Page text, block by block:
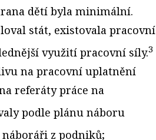
dětí byla minimální.
stát, existovala pracovní
využití pracovní síly.3
na pracovní uplatnění
referáty práce na
podle plánu náboru
z podniků;